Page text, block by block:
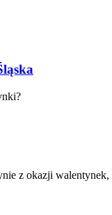
z okazji